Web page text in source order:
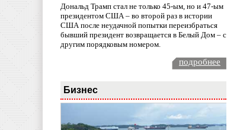
Дональд Трамп стал не только 45-ым, но и 47-ым
президентом США – во второй раз в истории
США после неудачной попытки переизбраться
бывший президент возвращается в Белый Дом – с
другим порядковым номером.
подробнее
Бизнес